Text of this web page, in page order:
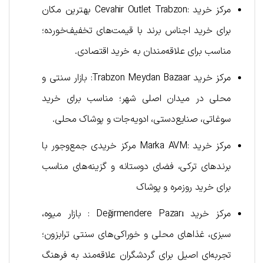
مرکز خرید :Cevahir Outlet Trabzon بهترین مکان
برای خرید اجناس برند با قیمت‌های تخفیف‌خورده؛
مناسب برای علاقه‌مندان به خرید اقتصادی.
مرکز خرید Trabzon Meydan Bazaar: بازار سنتی و
محلی در میدان اصلی شهر؛ مناسب برای خرید
سوغاتی، صنایع‌دستی، ادویه‌جات و پوشاک محلی.
مرکز خرید :Marka AVM مرکز خریدی جمع‌وجور با
برندهای ترکی، فضای دوستانه و گزینه‌های مناسب
برای خرید روزمره و پوشاک
مرکز خرید Değirmendere Pazarı : بازار میوه،
سبزی، غذاهای محلی و خوراکی‌های سنتی ترابزون؛
تجربه‌ای اصیل برای گردشگران علاقه‌مند به فرهنگ